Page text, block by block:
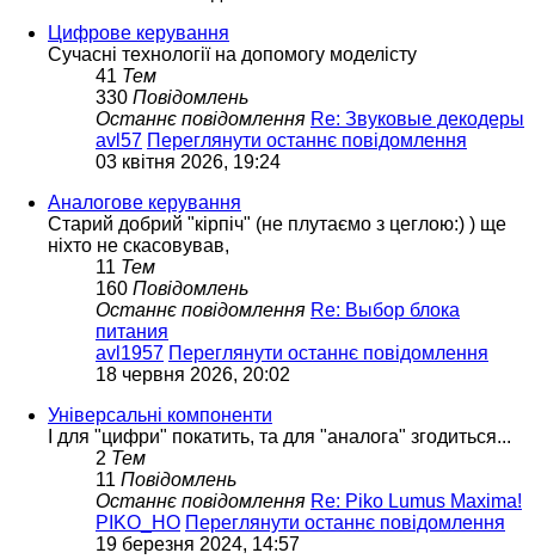
Цифрове керування
Сучасні технології на допомогу моделісту
41 Тем
330 Повідомлень
Останнє повідомлення Re: Звуковые декодеры
avl57 Переглянути останнє повідомлення
03 квітня 2026, 19:24
Аналогове керування
Старий добрий "кірпіч" (не плутаємо з цеглою:) ) ще
ніхто не скасовував,
11 Тем
160 Повідомлень
Останнє повідомлення Re: Выбор блока
питания
avl1957 Переглянути останнє повідомлення
18 червня 2026, 20:02
Універсальні компоненти
І для "цифри" покатить, та для "аналога" згодиться...
2 Тем
11 Повідомлень
Останнє повідомлення Re: Piko Lumus Maxima!
PIKO_HO Переглянути останнє повідомлення
19 березня 2024, 14:57